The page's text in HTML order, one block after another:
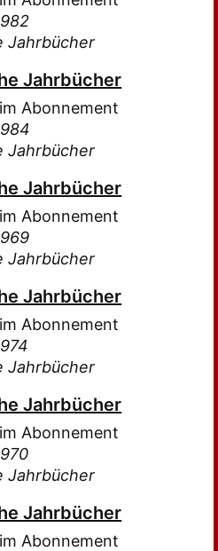
Jahrbücher
Jahrbücher
Abonnement
Jahrbücher
Jahrbücher
Abonnement
Jahrbücher
Jahrbücher
Abonnement
Jahrbücher
Jahrbücher
Abonnement
Jahrbücher
Jahrbücher
Abonnement